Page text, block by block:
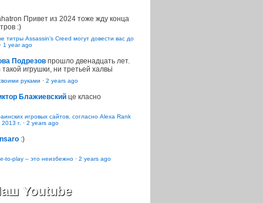
Привет из 2024 тоже жду конца
:)
титры Assassin’s Creed могут довести вас до
· 1 year ago
Подрезов прошло двенадцать лет.
такой игрушки, ни третьей халвьі
руками · 2 years ago
Блажиевский це класно
игровых сайтов, согласно Alexa Rank
г. · 2 years ago
:)
to-play – это неизбежно · 2 years ago
Youtube